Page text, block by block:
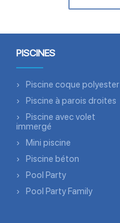
PISCINES
Piscine coque polyester
Piscine à parois droites
Piscine avec volet
immergé
Mini piscine
Piscine béton
Pool Party
Pool Party Family